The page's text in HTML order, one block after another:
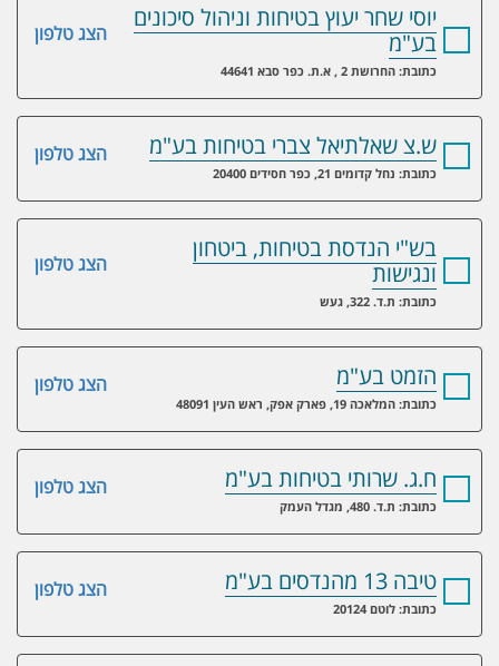
הצג טלפון
יוסי שחר יעוץ בטיחות וניהול סיכונים
בע"מ
כתובת: החרושת 2 , א.ת. כפר סבא 44641
הצג טלפון ש.צ שאלתיאל צברי בטיחות בע"מ
כתובת: נחל קדומים 21, כפר חסידים 20400
הצג טלפון
בש"י הנדסת בטיחות, ביטחון
ונגישות
כתובת: ת.ד. 322, געש
הצג טלפון הזמט בע"מ
כתובת: המלאכה 19, פארק אפק, ראש העין 48091
הצג טלפון ח.ג. שרותי בטיחות בע"מ
כתובת: ת.ד. 480, מגדל העמק
הצג טלפון טיבה 13 מהנדסים בע"מ
כתובת: לוטם 20124